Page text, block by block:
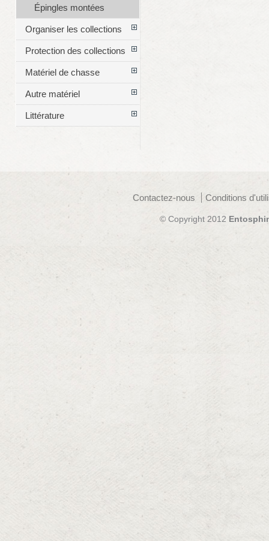
Épingles montées
Organiser les collections
Protection des collections
Matériel de chasse
Autre matériel
Littérature
Contactez-nous Conditions
© Copyright 2012